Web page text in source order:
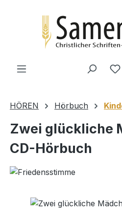
HÖREN Hörbuch
Zwei glückliche
CD-Hörbuch
Bildergalerie überspringen